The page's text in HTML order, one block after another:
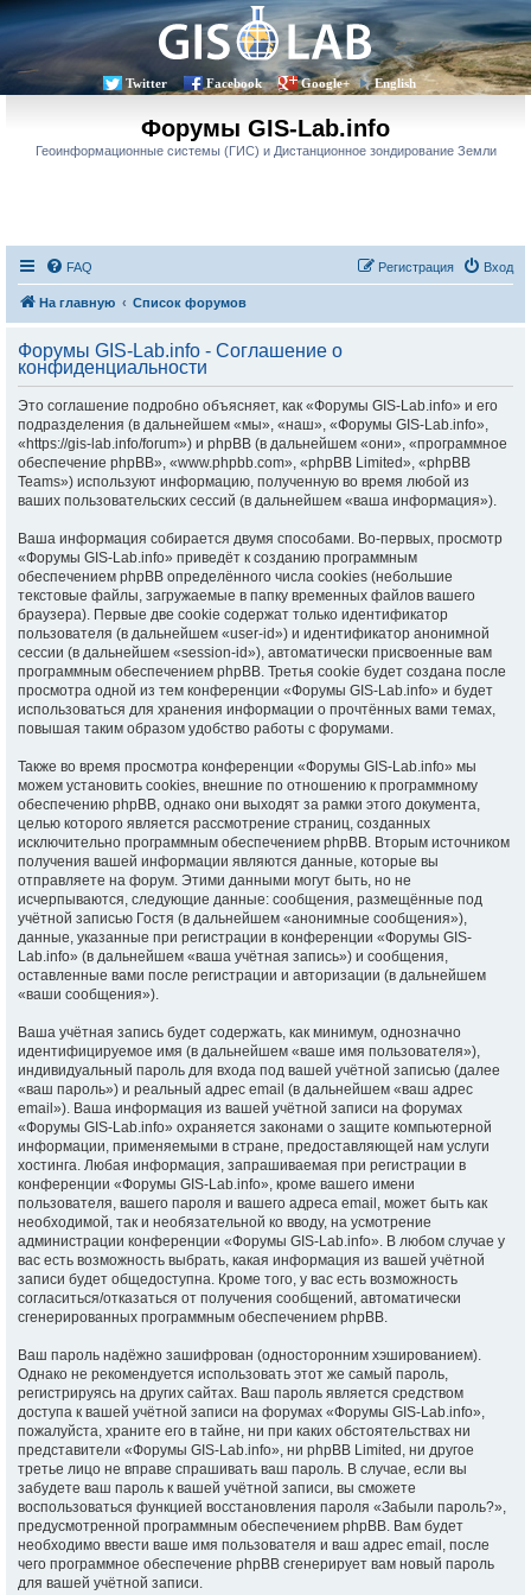
Twitter Facebook Google+ English
Форумы GIS-Lab.info
Геоинформационные системы (ГИС) и Дистанционное зондирование Земли
FAQ Вход
Регистрация
На главную Список форумов
Форумы GIS-Lab.info - Соглашение о
конфиденциальности
Это соглашение подробно объясняет, как «Форумы GIS-Lab.info» и его
подразделения (в дальнейшем «мы», «наш», «Форумы GIS-Lab.info»,
«https://gis-lab.info/forum») и phpBB (в дальнейшем «они», «программное
обеспечение phpBB», «www.phpbb.com», «phpBB Limited», «phpBB
Teams») используют информацию, полученную во время любой из
ваших пользовательских сессий (в дальнейшем «ваша информация»).
Ваша информация собирается двумя способами. Во-первых, просмотр
«Форумы GIS-Lab.info» приведёт к созданию программным
обеспечением phpBB определённого числа cookies (небольшие
текстовые файлы, загружаемые в папку временных файлов вашего
браузера). Первые две cookie содержат только идентификатор
пользователя (в дальнейшем «user-id») и идентификатор анонимной
сессии (в дальнейшем «session-id»), автоматически присвоенные вам
программным обеспечением phpBB. Третья cookie будет создана после
просмотра одной из тем конференции «Форумы GIS-Lab.info» и будет
использоваться для хранения информации о прочтённых вами темах,
повышая таким образом удобство работы с форумами.
Также во время просмотра конференции «Форумы GIS-Lab.info» мы
можем установить cookies, внешние по отношению к программному
обеспечению phpBB, однако они выходят за рамки этого документа,
целью которого является рассмотрение страниц, созданных
исключительно программным обеспечением phpBB. Вторым источником
получения вашей информации являются данные, которые вы
отправляете на форум. Этими данными могут быть, но не
исчерпываются, следующие данные: сообщения, размещённые под
учётной записью Гостя (в дальнейшем «анонимные сообщения»),
данные, указанные при регистрации в конференции «Форумы GIS-
Lab.info» (в дальнейшем «ваша учётная запись») и сообщения,
оставленные вами после регистрации и авторизации (в дальнейшем
«ваши сообщения»).
Ваша учётная запись будет содержать, как минимум, однозначно
идентифицируемое имя (в дальнейшем «ваше имя пользователя»),
индивидуальный пароль для входа под вашей учётной записью (далее
«ваш пароль») и реальный адрес email (в дальнейшем «ваш адрес
email»). Ваша информация из вашей учётной записи на форумах
«Форумы GIS-Lab.info» охраняется законами о защите компьютерной
информации, применяемыми в стране, предоставляющей нам услуги
хостинга. Любая информация, запрашиваемая при регистрации в
конференции «Форумы GIS-Lab.info», кроме вашего имени
пользователя, вашего пароля и вашего адреса email, может быть как
необходимой, так и необязательной ко вводу, на усмотрение
администрации конференции «Форумы GIS-Lab.info». В любом случае у
вас есть возможность выбрать, какая информация из вашей учётной
записи будет общедоступна. Кроме того, у вас есть возможность
согласиться/отказаться от получения сообщений, автоматически
сгенерированных программным обеспечением phpBB.
Ваш пароль надёжно зашифрован (односторонним хэшированием).
Однако не рекомендуется использовать этот же самый пароль,
регистрируясь на других сайтах. Ваш пароль является средством
доступа к вашей учётной записи на форумах «Форумы GIS-Lab.info»,
пожалуйста, храните его в тайне, ни при каких обстоятельствах ни
представители «Форумы GIS-Lab.info», ни phpBB Limited, ни другое
третье лицо не вправе спрашивать ваш пароль. В случае, если вы
забудете ваш пароль к вашей учётной записи, вы сможете
воспользоваться функцией восстановления пароля «Забыли пароль?»,
предусмотренной программным обеспечением phpBB. Вам будет
необходимо ввести ваше имя пользователя и ваш адрес email, после
чего программное обеспечение phpBB сгенерирует вам новый пароль
для вашей учётной записи.